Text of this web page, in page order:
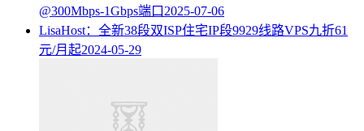
@300Mbps-1Gbps端口 2025-07-06
LisaHost：全新38段双ISP住宅IP段9929线路VPS九折61
元/月起2024-05-29